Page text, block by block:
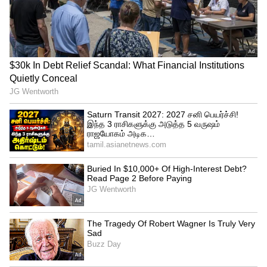
Image Credit :Pixabay
மிதுனம்: தன்னம்பிக்கையில் தடுமாற்றம்
சூரியன் நேரடியாக மிதுன ராசியில்
சஞ்சரிப்பதால், தன்னம்பிக்கை குறைதல்
மற்றும் முடிவெடுப்பதில் தயக்கம் நாள்.
தந்தையின் உடல்நிலை குறித்து கவலை
அதிகரிக்கலாம். வேலை வாய்ப்புகள்
மற்றும் போட்டித் தேர்வுகளில் எதிர்பாராத
ஏமாற்றங்கள் உருவாகலாம்.